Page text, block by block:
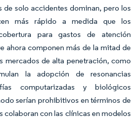
de solo accidentes dominan, pero los
más rápido a medida que los
para gastos de atención
ahora componen más de la mitad de
mercados de alta penetración, como
la adopción de resonancias
computarizadas y biológicos
serían prohibitivos en términos de
colaboran con las clínicas en modelos